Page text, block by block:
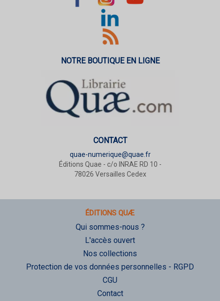
NOTRE BOUTIQUE EN LIGNE
CONTACT
quae-numerique@quae.fr
Éditions Quae - c/o INRAE RD 10 -
78026 Versailles Cedex
ÉDITIONS QUÆ
Qui sommes-nous ?
L'accès ouvert
Nos collections
Protection de vos données personnelles - RGPD
CGU
Contact